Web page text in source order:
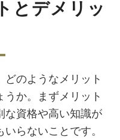
とデメリッ
のようなメリット
か。まずメリット
な資格や高い知識が
らないことです。